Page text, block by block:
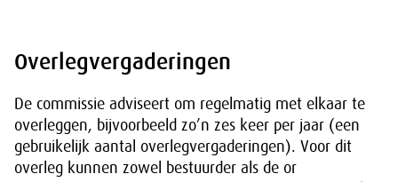
Overlegvergaderingen
De commissie adviseert om regelmatig met elkaar te
overleggen, bijvoorbeeld zo’n zes keer per jaar (een
gebruikelijk aantal overlegvergaderingen). Voor dit
overleg kunnen zowel bestuurder als de or